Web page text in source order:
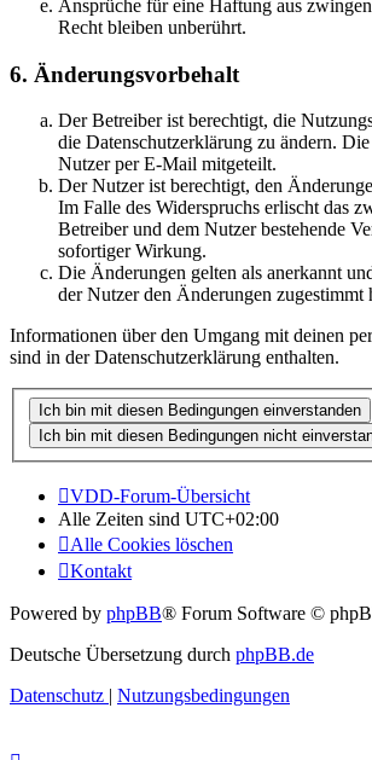
Ansprüche für eine Haftung aus
Recht bleiben unberührt.
6. Änderungsvorbehalt
Der Betreiber ist berechtigt, die
die Datenschutzerklärung zu ändern.
Nutzer per E-Mail mitgeteilt.
Der Nutzer ist berechtigt, den
Im Falle des Widerspruchs erlischt das
Betreiber und dem Nutzer bestehende
sofortiger Wirkung.
Die Änderungen gelten als anerkannt
der Nutzer den Änderungen zugestimmt
Informationen über den Umgang mit deinen
sind in der Datenschutzerklärung enthalten.
VDD-Forum-Übersicht
Alle Zeiten sind UTC+02:00
Alle Cookies löschen
Kontakt
Powered by phpBB® Forum Software ©
Deutsche Übersetzung durch phpBB.de
Datenschutz | Nutzungsbedingungen